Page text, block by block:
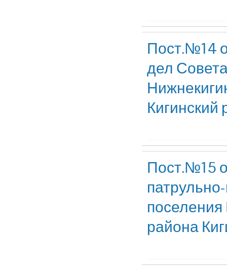
Пост.№14
дел
Кигинский
Пост.№15
района